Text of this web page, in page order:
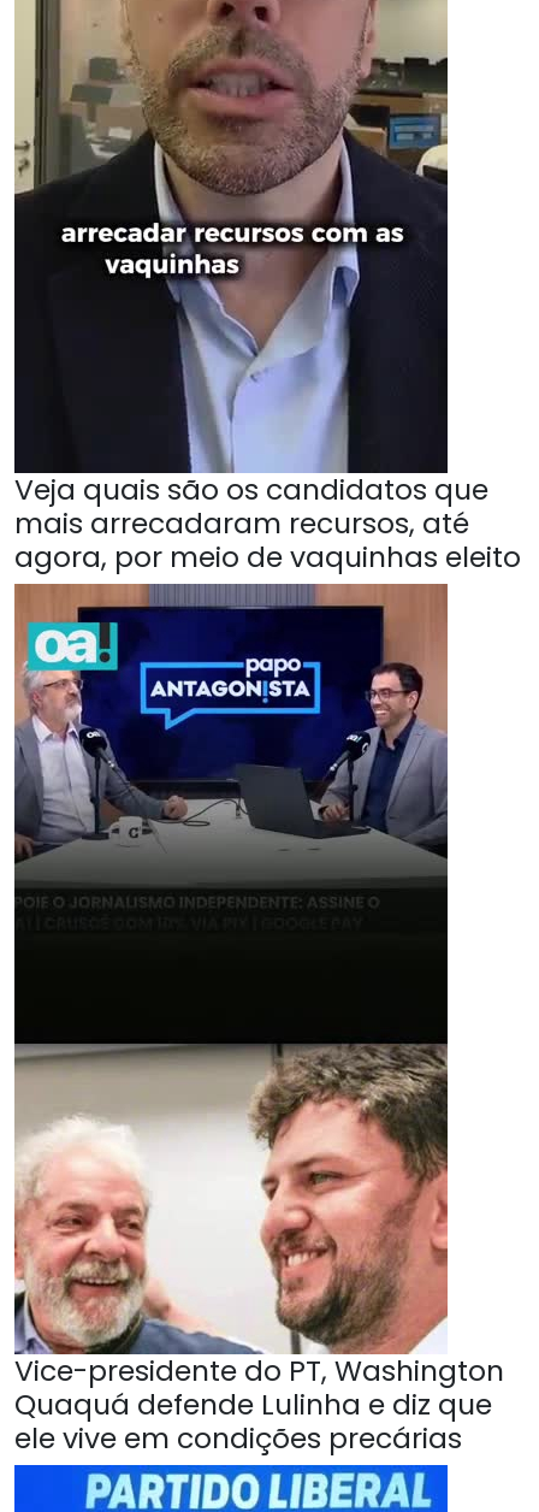
Veja quais são os candidatos que
mais arrecadaram recursos, até
agora, por meio de vaquinhas eleito
Vice-presidente do PT, Washington
Quaquá defende Lulinha e diz que
ele vive em condições precárias